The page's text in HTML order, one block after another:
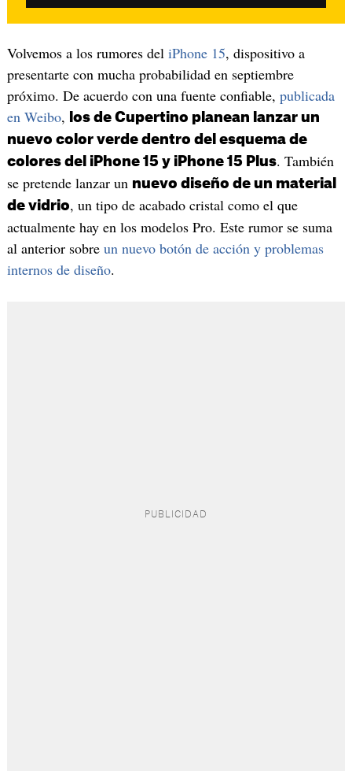
Volvemos a los rumores del iPhone 15, dispositivo a
presentarte con mucha probabilidad en septiembre
próximo. De acuerdo con una fuente confiable, publicada
en Weibo,
los de Cupertino planean lanzar un
nuevo color verde dentro del esquema de
colores del iPhone 15 y iPhone 15 Plus. También
se pretende lanzar un nuevo diseño de un material
de vidrio, un tipo de acabado cristal como el que
actualmente hay en los modelos Pro. Este rumor se suma
al anterior sobre un nuevo botón de acción y problemas
internos de diseño.